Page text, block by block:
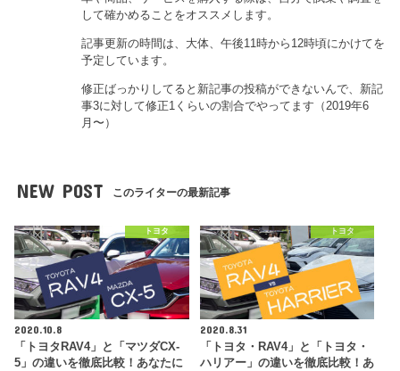
して確かめることをオススメします。
記事更新の時間は、大体、午後11時から12時頃にかけてを
予定しています。
修正ばっかりしてると新記事の投稿ができないんで、新記
事3に対して修正1くらいの割合でやってます（2019年6
月〜）
NEW POST このライターの最新記事
トヨタ
2020.10.8
「トヨタRAV4」と「マツダCX-
5」の違いを徹底比較！あなたに
トヨタ
2020.8.31
「トヨタ・RAV4」と「トヨタ・
ハリアー」の違いを徹底比較！あ